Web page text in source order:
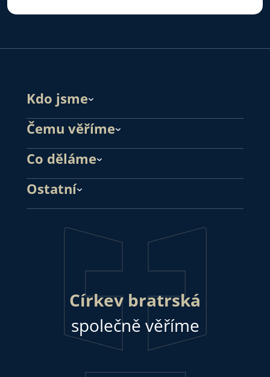
Kdo jsme
Čemu věříme
Co děláme
Ostatní
Církev bratrská
společně věříme